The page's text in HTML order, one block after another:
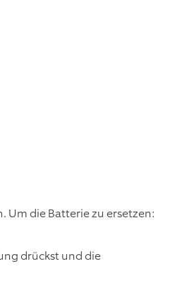
Um die Batterie zu ersetzen:
drückst und die